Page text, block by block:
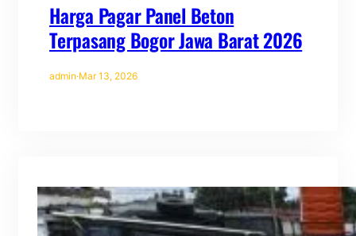
Harga Pagar Panel Beton
Terpasang Bogor Jawa Barat 2026
admin·Mar 13, 2026